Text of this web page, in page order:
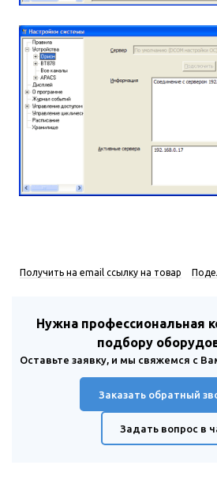
Получить на email ссылку на товар
Нужна профессиональная
подбору
Оставьте заявку, и мы свяжемся с
Заказать обратный
Задать вопрос в